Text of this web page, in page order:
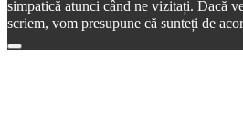
simpatică atunci când ne vizitați. Dacă
scriem, vom presupune că sunteți de